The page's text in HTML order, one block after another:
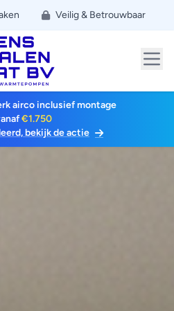
Veilig & Betrouwbaar
airco inclusief montage
€1.750
bekijk de actie